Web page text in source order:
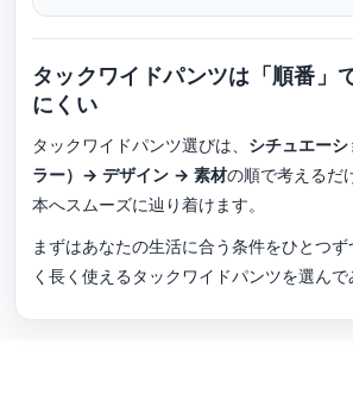
タックワイドパンツは「順番」
にくい
タックワイドパンツ選びは、 シチュエー
ラー）→ デザイン → 素材の順で考えるだ
本へスムーズに辿り着けます。
まずはあなたの生活に合う条件をひとつ
く長く使えるタックワイドパンツを選んで